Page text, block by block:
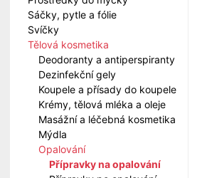
Sáčky, pytle a fólie
Svíčky
Tělová kosmetika
Deodoranty a antiperspiranty
Dezinfekční gely
Koupele a přísady do koupele
Krémy, tělová mléka a oleje
Masážní a léčebná kosmetika
Mýdla
Opalování
Přípravky na opalování